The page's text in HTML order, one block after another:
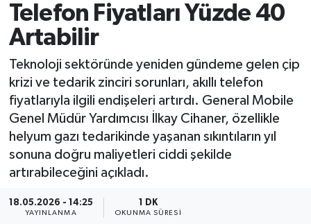
Telefon Fiyatları Yüzde 40
Artabilir
Teknoloji sektöründe yeniden gündeme gelen çip
krizi ve tedarik zinciri sorunları, akıllı telefon
fiyatlarıyla ilgili endişeleri artırdı. General Mobile
Genel Müdür Yardımcısı İlkay Cihaner, özellikle
helyum gazı tedarikinde yaşanan sıkıntıların yıl
sonuna doğru maliyetleri ciddi şekilde
artırabileceğini açıkladı.
18.05.2026 - 14:25
YAYINLANMA
1 DK
OKUNMA SÜRESI